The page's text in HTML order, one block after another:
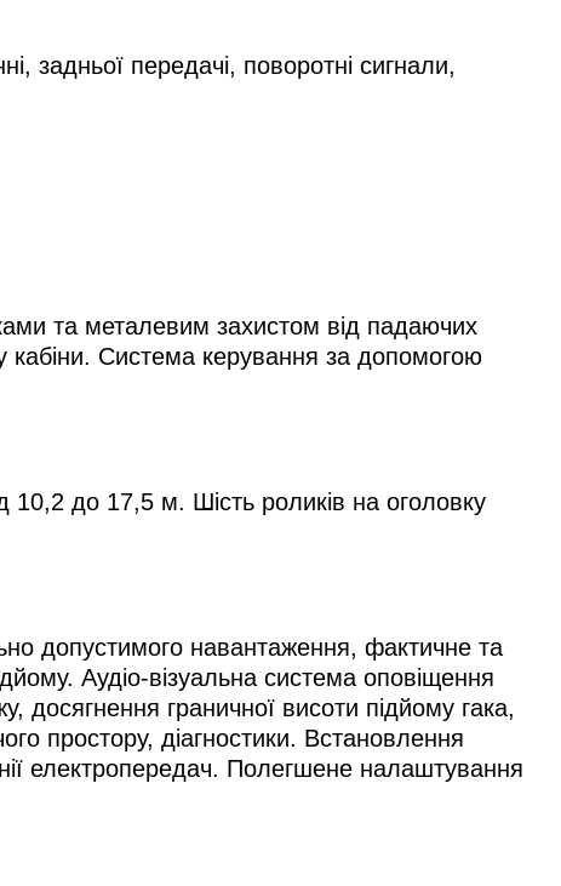
задньої передачі, поворотні сигнали,
та металевим захистом від падаючих
кабіни. Система керування за допомогою
10,2 до 17,5 м. Шість роликів на оголовку
допустимого навантаження, фактичне та
Аудіо-візуальна система оповіщення
досягнення граничної висоти підйому гака,
простору, діагностики. Встановлення
електропередач. Полегшене налаштування